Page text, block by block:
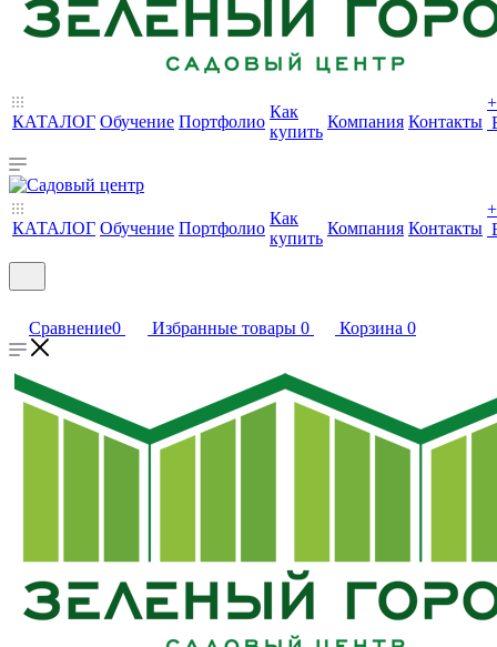
КАТАЛОГ Обучение Портфолио
Как
купить
Компания Контакты
+
КАТАЛОГ Обучение Портфолио
Как
купить
Компания Контакты
+
Сравнение0 Избранные товары 0 Корзина 0